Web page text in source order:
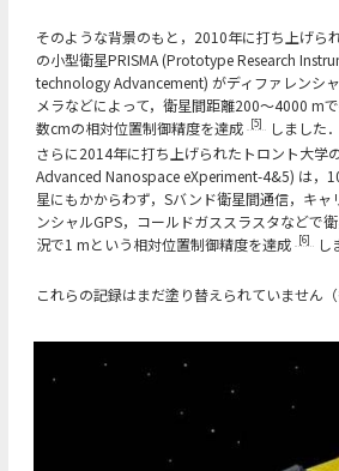
そのような背景のもと，2010年に打ち上げら
の小型衛星PRISMA (Prototype Research
technology Advancement) がディファレンシ
メラなどによって，衛星間距離200～4000 m
数cmの相対位置制御精度を達成
[5]
しました．
さらに2014年に打ち上げられたトロント大学
Advanced Nanospace eXperiment-4&5) は，
星にもかからわず，Sバンド衛星間通信，キャ
ンシャルGPS，コールドガススラスタなどで
況で1 mという相対位置制御精度を達成
[6] し
これらの記録はまだ塗り替えられていません（